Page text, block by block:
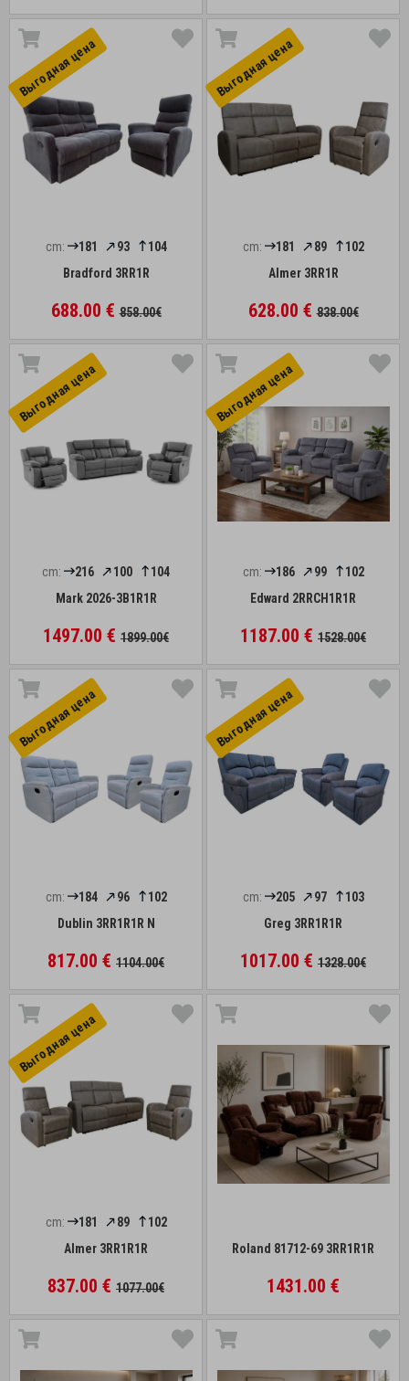
Выгоднaя цена
cm: 181 93
104
Bradford 3RR1R
688.00 €858.00€
Выгоднaя цена
cm: 181 89
102
Almer 3RR1R
628.00 €838.00€
Выгоднaя цена
cm: 216 100
104
Mark 2026-3B1R1R
1497.00 € 1899.00€
Выгоднaя цена
cm: 186 99
102
Edward 2RRCH1R1R
1187.00 € 1528.00€
Выгоднaя цена
cm: 184 96
102
Dublin 3RR1R1R N
817.00 € 1104.00€
Выгоднaя цена
cm: 205 97
103
Greg 3RR1R1R
1017.00 € 1328.00€
Выгоднaя цена
cm: 181 89
102
Almer 3RR1R1R
837.00 € 1077.00€
Roland 81712-69 3RR1R1R
1431.00 €